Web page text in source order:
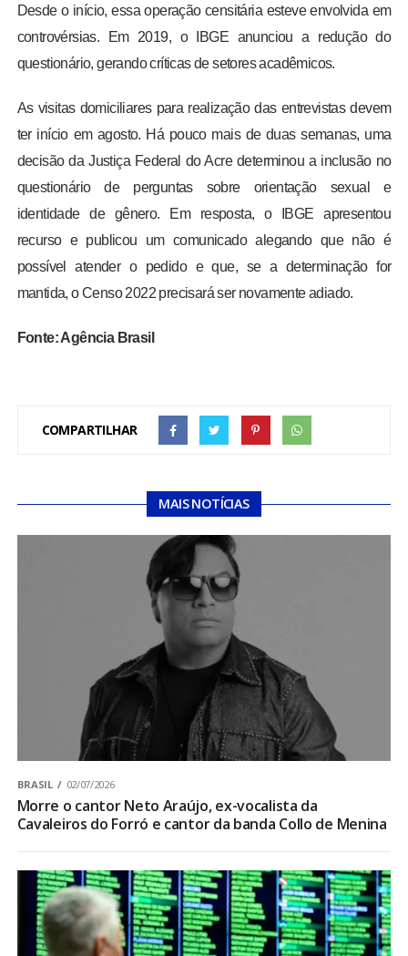
Desde o início, essa operação censitária esteve envolvida em
controvérsias. Em 2019, o IBGE anunciou a redução do
questionário, gerando críticas de setores acadêmicos.
As visitas domiciliares para realização das entrevistas devem
ter início em agosto. Há pouco mais de duas semanas, uma
decisão da Justiça Federal do Acre determinou a inclusão no
questionário de perguntas sobre orientação sexual e
identidade de gênero. Em resposta, o IBGE apresentou
recurso e publicou um comunicado alegando que não é
possível atender o pedido e que, se a determinação for
mantida, o Censo 2022 precisará ser novamente adiado.
Fonte: Agência Brasil
COMPARTILHAR
MAIS NOTÍCIAS
BRASIL 02/07/2026
Morre o cantor Neto Araújo, ex-vocalista da
Cavaleiros do Forró e cantor da banda Collo de Menina